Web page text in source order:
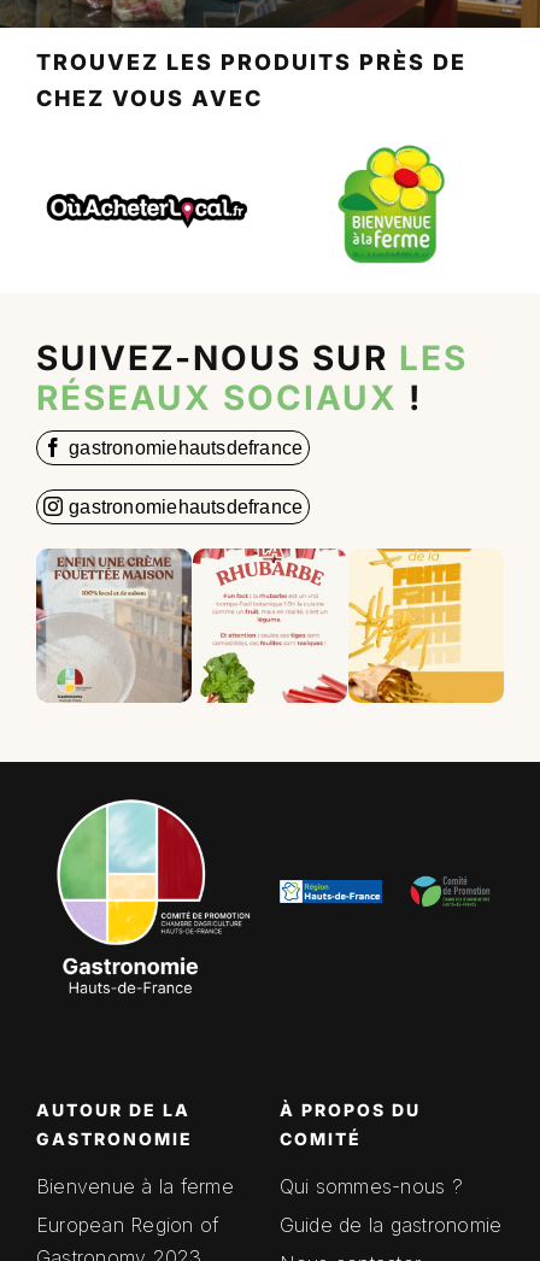
TROUVEZ LES PRODUITS PRÈS DE
CHEZ VOUS AVEC
SUIVEZ-NOUS SUR LES
RÉSEAUX SOCIAUX !
AUTOUR DE LA
GASTRONOMIE
Bienvenue à la ferme
European Region of
À PROPOS DU
COMITÉ
Qui sommes-nous ?
Guide de la gastronomie